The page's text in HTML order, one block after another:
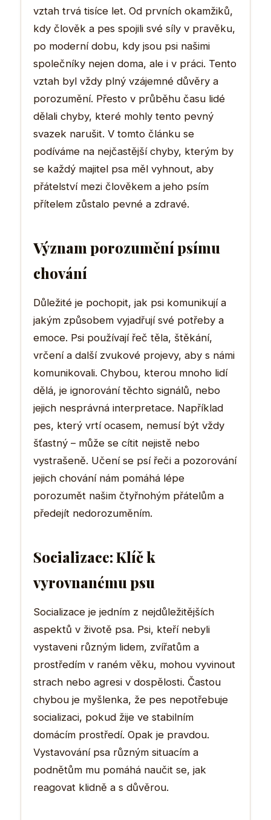
vztah trvá tisíce let. Od prvních okamžiků,
kdy člověk a pes spojili své síly v pravěku,
po moderní dobu, kdy jsou psi našimi
společníky nejen doma, ale i v práci. Tento
vztah byl vždy plný vzájemné důvěry a
porozumění. Přesto v průběhu času lidé
dělali chyby, které mohly tento pevný
svazek narušit. V tomto článku se
podíváme na nejčastější chyby, kterým by
se každý majitel psa měl vyhnout, aby
přátelství mezi člověkem a jeho psím
přítelem zůstalo pevné a zdravé.
Význam porozumění psímu
chování
Důležité je pochopit, jak psi komunikují a
jakým způsobem vyjadřují své potřeby a
emoce. Psi používají řeč těla, štěkání,
vrčení a další zvukové projevy, aby s námi
komunikovali. Chybou, kterou mnoho lidí
dělá, je ignorování těchto signálů, nebo
jejich nesprávná interpretace. Například
pes, který vrtí ocasem, nemusí být vždy
šťastný – může se cítit nejistě nebo
vystrašeně. Učení se psí řeči a pozorování
jejich chování nám pomáhá lépe
porozumět našim čtyřnohým přátelům a
předejít nedorozuměním.
Socializace: Klíč k
vyrovnanému psu
Socializace je jedním z nejdůležitějších
aspektů v životě psa. Psi, kteří nebyli
vystaveni různým lidem, zvířatům a
prostředím v raném věku, mohou vyvinout
strach nebo agresi v dospělosti. Častou
chybou je myšlenka, že pes nepotřebuje
socializaci, pokud žije ve stabilním
domácím prostředí. Opak je pravdou.
Vystavování psa různým situacím a
podnětům mu pomáhá naučit se, jak
reagovat klidně a s důvěrou.